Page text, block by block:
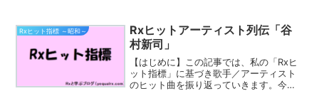
だひろしとマヒナスターズ、英:Hiroshi
Wada &...
Rxヒット指標 ～昭和～
Rxヒットアーティスト列伝「谷
村新司」
【はじめに】この記事では、私の「Rxヒ
ット指標」に基づき歌手／アーティスト
のヒット曲を振り返っていきます。今回